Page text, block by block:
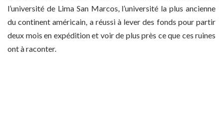
l’université de Lima San Marcos, l’université la plus ancienne
du continent américain, a réussi à lever des fonds pour partir
deux mois en expédition et voir de plus près ce que ces ruines
ont à raconter.